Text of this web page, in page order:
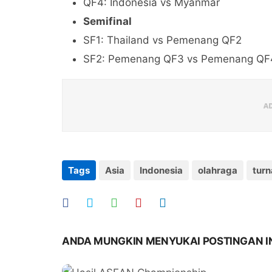
Semifinal
SF1: Thailand vs Pemenang QF2
SF2: Pemenang QF3 vs Pemenang
Tags Asia Indonesia olahraga
ANDA MUNGKIN MENYUKAI POSTINGAN